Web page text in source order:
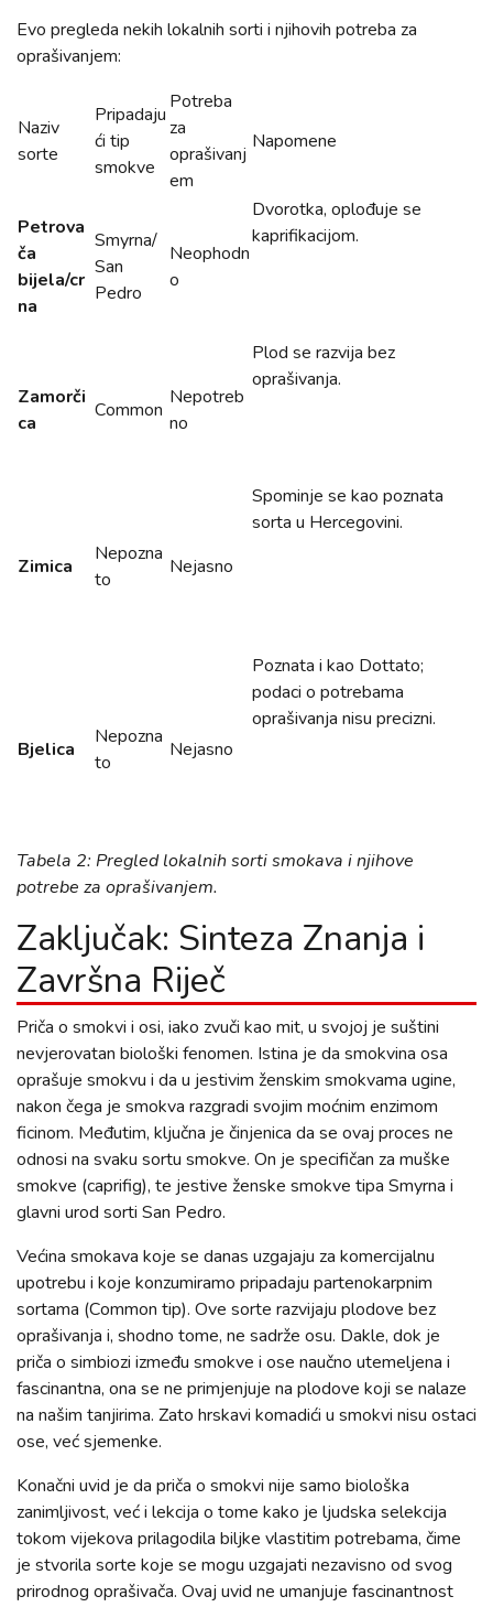
Evo pregleda nekih lokalnih sorti i njihovih potreba za
oprašivanjem:
Naziv
sorte
Pripadaju
ći tip
smokve
Potreba
za
oprašivanj
em
Napomene
Petrova
ča
bijela/cr
na
Smyrna/
San
Pedro
Neophodn
o
Dvorotka, oplođuje se
kaprifikacijom.
Zamorči
ca
Common
Nepotreb
no
Plod se razvija bez
oprašivanja.
Zimica
Nepozna
to
Nejasno
Spominje se kao poznata
sorta u Hercegovini.
Bjelica
Nepozna
to
Nejasno
Poznata i kao Dottato;
podaci o potrebama
oprašivanja nisu precizni.
Tabela 2: Pregled lokalnih sorti smokava i njihove
potrebe za oprašivanjem.
Zaključak: Sinteza Znanja i
Završna Riječ
Priča o smokvi i osi, iako zvuči kao mit, u svojoj je suštini
nevjerovatan biološki fenomen. Istina je da smokvina osa
oprašuje smokvu i da u jestivim ženskim smokvama ugine,
nakon čega je smokva razgradi svojim moćnim enzimom
ficinom. Međutim, ključna je činjenica da se ovaj proces ne
odnosi na svaku sortu smokve. On je specifičan za muške
smokve (caprifig), te jestive ženske smokve tipa Smyrna i
glavni urod sorti San Pedro.
Većina smokava koje se danas uzgajaju za komercijalnu
upotrebu i koje konzumiramo pripadaju partenokarpnim
sortama (Common tip). Ove sorte razvijaju plodove bez
oprašivanja i, shodno tome, ne sadrže osu. Dakle, dok je
priča o simbiozi između smokve i ose naučno utemeljena i
fascinantna, ona se ne primjenjuje na plodove koji se nalaze
na našim tanjirima. Zato hrskavi komadići u smokvi nisu ostaci
ose, već sjemenke.
Konačni uvid je da priča o smokvi nije samo biološka
zanimljivost, već i lekcija o tome kako je ljudska selekcija
tokom vijekova prilagodila biljke vlastitim potrebama, čime
je stvorila sorte koje se mogu uzgajati nezavisno od svog
prirodnog oprašivača. Ovaj uvid ne umanjuje fascinantnost